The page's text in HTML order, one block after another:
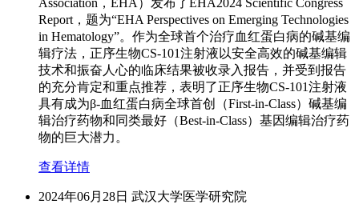
Association，EHA）发布了EHA2024 Scientific Congress
Report，题为“EHA Perspectives on Emerging Technologies
in Hematology”。作为全球首个治疗血红蛋白病的碱基编
辑疗法，正序生物CS-101注射液以安全高效的碱基编辑
技术和振奋人心的临床结果被收录入报告，并受到报告
的充分肯定和重点推荐，表明了正序生物CS-101注射液
具有成为β-血红蛋白病全球首创（First-in-Class）碱基编
辑治疗药物和同类最好（Best-in-Class）基因编辑治疗药
物的巨大潜力。
查看详情
2024年06月28日 武汉大学医学研究院